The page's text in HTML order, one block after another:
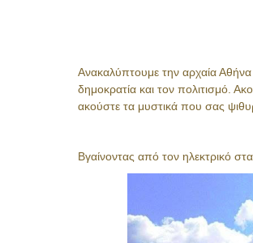
Ανακαλύπτουμε την αρχαία
δημοκρατία και τον πολιτισμό.
ακούστε τα μυστικά που σας
Βγαίνοντας από τον ηλεκτρικό